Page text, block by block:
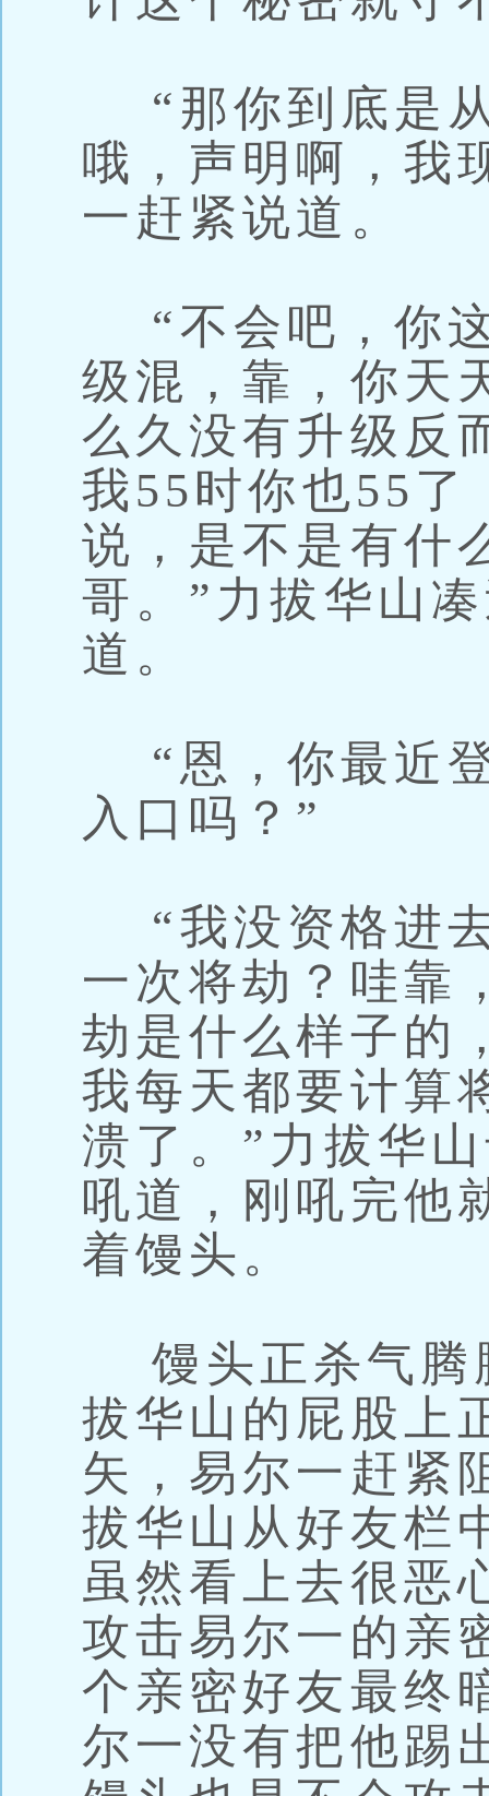
“那你到底是
哦，声明啊，我
一赶紧说道。
“不会吧，你
级混，靠，你天
么久没有升级反
我55时你也55了
说，是不是有什
哥。”力拔华山
道。
“恩，你最近
入口吗？”
“我没资格进
一次将劫？哇靠
劫是什么样子的
我每天都要计算
溃了。”力拔华
吼道，刚吼完他
着馒头。
馒头正杀气腾
拔华山的屁股上
矢，易尔一赶紧
拔华山从好友栏
虽然看上去很恶
攻击易尔一的亲
个亲密好友最终
尔一没有把他踢